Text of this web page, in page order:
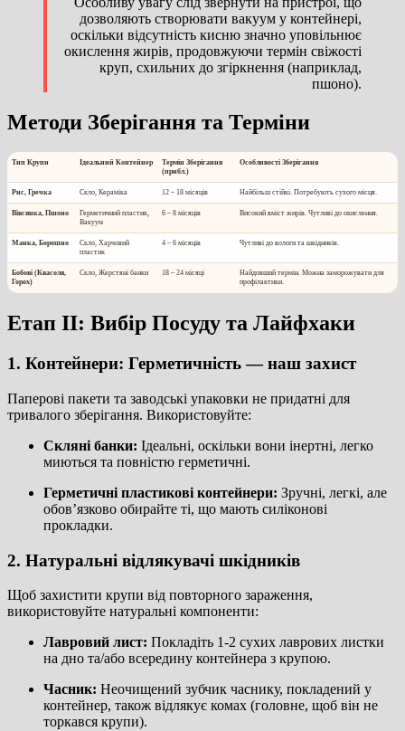
дозволяють створювати вакуум у контейнері,
оскільки відсутність кисню значно уповільнює
окислення жирів, продовжуючи термін свіжості
круп, схильних до згіркнення (наприклад,
пшоно).
Методи Зберігання та Терміни
Тип Крупи Ідеальний Контейнер
Термін Зберігання
(прибл.)
Особливості Зберігання
Рис, Гречка Скло, Кераміка 12 – 18 місяців Найбільш стійкі. Потребують сухого місця.
Вівсянка, Пшоно
Герметичний пластик,
Вакуум
6 – 8 місяців Високий вміст жирів. Чутливі до окислення.
Манка, Борошно
Скло, Харчовий
пластик
4 – 6 місяців Чутливі до вологи та шкідників.
Бобові (Квасоля,
Горох)
Скло, Жерстяні банки 18 – 24 місяці
Найдовший термін. Можна заморожувати для
профілактики.
Етап II: Вибір Посуду та Лайфхаки
1. Контейнери: Герметичність — наш захист
Паперові пакети та заводські упаковки не придатні для
тривалого зберігання. Використовуйте:
Скляні банки: Ідеальні, оскільки вони інертні, легко
миються та повністю герметичні.
Герметичні пластикові контейнери: Зручні, легкі, але
обов’язково обирайте ті, що мають силіконові
прокладки.
2. Натуральні відлякувачі шкідників
Щоб захистити крупи від повторного зараження,
використовуйте натуральні компоненти:
Лавровий лист: Покладіть 1-2 сухих лаврових листки
на дно та/або всередину контейнера з крупою.
Часник: Неочищений зубчик часнику, покладений у
контейнер, також відлякує комах (головне, щоб він не
торкався крупи).